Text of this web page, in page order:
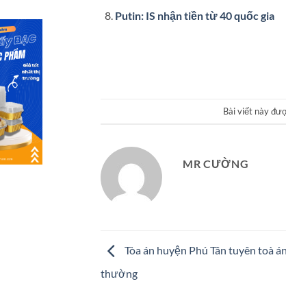
Putin: IS nhận tiền từ 40 quốc gia
Bài viết này
MR CƯỜNG
Tòa án huyện Phú Tân tuyên toà
thường